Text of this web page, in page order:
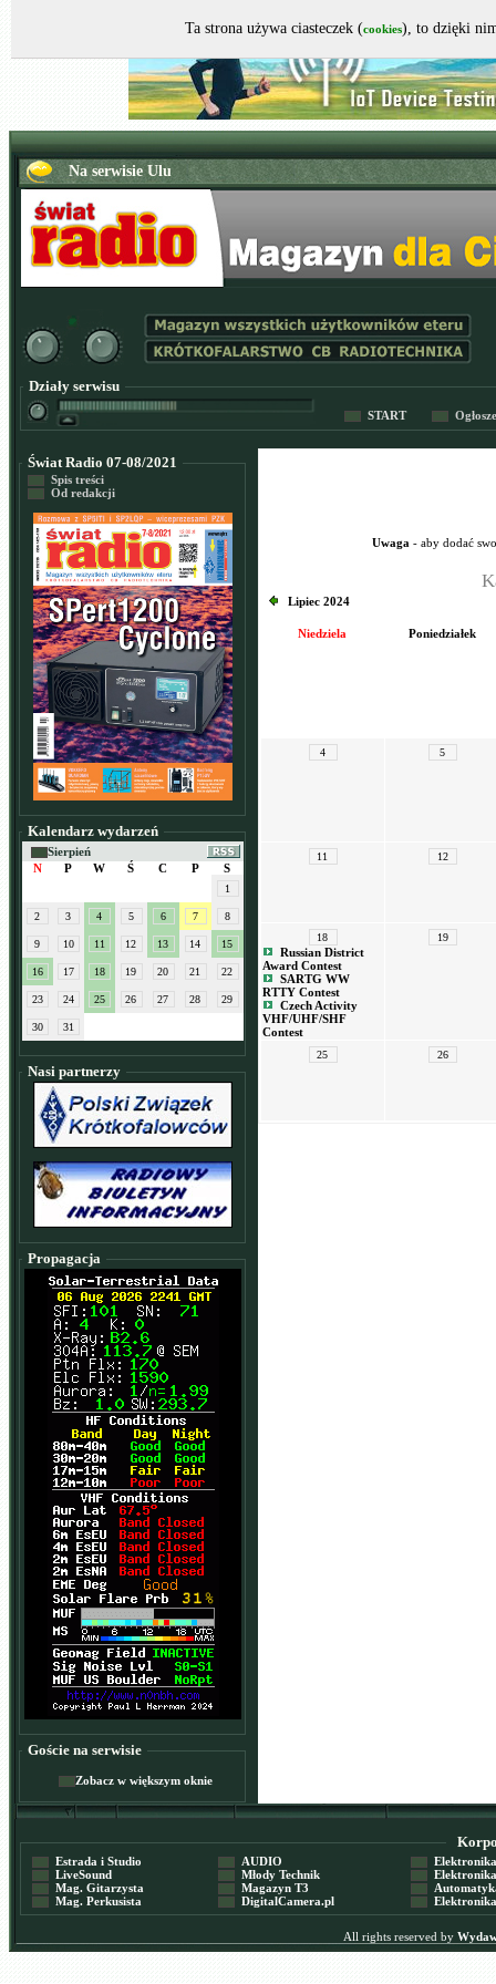
Działy serwisu
START
Świat Radio 07-08/2021
Spis treści
Od redakcji
Kalendarz wydarzeń
Sierpień
N
P W Ś C P S
1
2 3 4 5 6 7 8
9 10 11 12 13 14 15
16 17 18 19 20 21 22
23 24 25 26 27 28 29
30 31
Nasi partnerzy
Propagacja
Goście na serwisie
Zobacz w większym oknie
Uwaga - aby dodać
Lipiec 2024
Niedziela Poniedziałek
4 5
11 12
18
Russian District
Award Contest
SARTG WW
RTTY Contest
Czech Activity
VHF/UHF/SHF
Contest
19
25 26
Estrada i Studio
LiveSound
Mag. Gitarzysta
Mag. Perkusista
AUDIO
Młody Technik
Magazyn T3
DigitalCamera.pl
Elektronika
Elektronika
Automatyka
Elektronika
All rights reserved by
Ta strona używa ciasteczek (cookies), to dzięki